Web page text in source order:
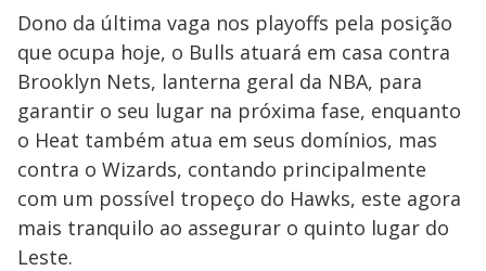
Dono da última vaga nos playoffs pela posição
que ocupa hoje, o Bulls atuará em casa contra
Brooklyn Nets, lanterna geral da NBA, para
garantir o seu lugar na próxima fase, enquanto
o Heat também atua em seus domínios, mas
contra o Wizards, contando principalmente
com um possível tropeço do Hawks, este agora
mais tranquilo ao assegurar o quinto lugar do
Leste.